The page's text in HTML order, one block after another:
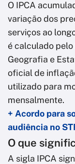
O IPCA
variação dos
serviços ao
é calculado
Geografia e
oficial de
utilizado para
mensalmente.
+ Acordo para
audiência no
O que
A sigla IPCA